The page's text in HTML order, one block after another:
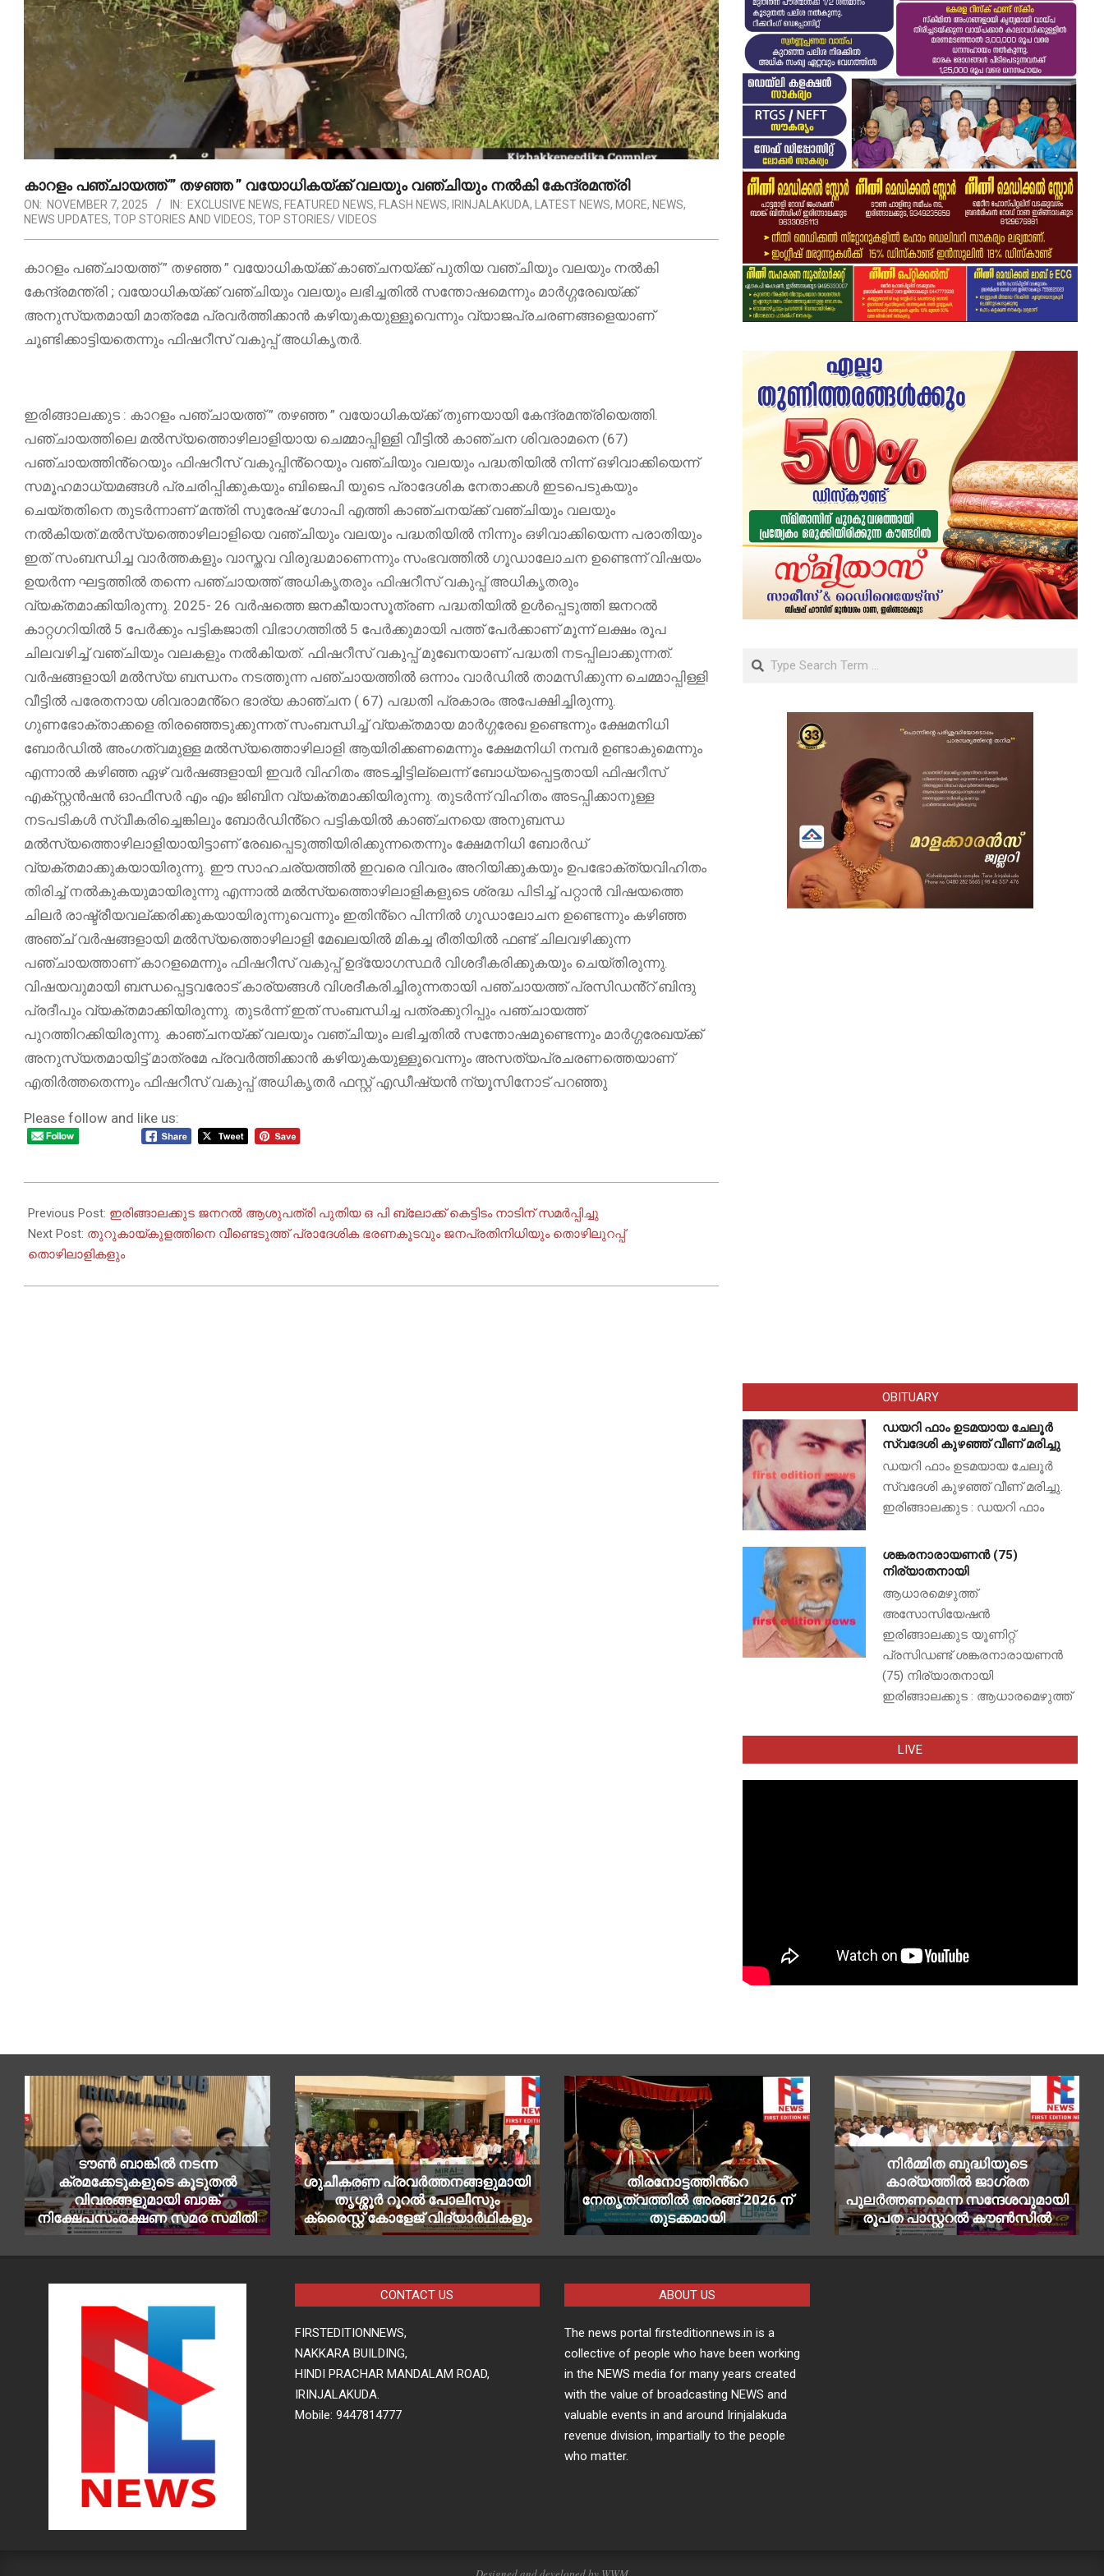
കാറളം പഞ്ചായത്ത് ” തഴഞ്ഞ ” വയോധികയ്ക്ക് വലയും വഞ്ചിയും നൽകി കേന്ദ്രമന്ത്രി
ON: NOVEMBER 7, 2025 IN: EXCLUSIVE NEWS, FEATURED NEWS, FLASH NEWS, IRINJALAKUDA, LATEST NEWS, MORE, NEWS,
NEWS UPDATES, TOP STORIES AND VIDEOS, TOP STORIES/ VIDEOS
കാറളം പഞ്ചായത്ത് ” തഴഞ്ഞ ” വയോധികയ്ക്ക് കാഞ്ചനയ്ക്ക് പുതിയ വഞ്ചിയും വലയും നൽകി
കേന്ദ്രമന്ത്രി ; വയോധികയ്ക്ക് വഞ്ചിയും വലയും ലഭിച്ചതിൽ സന്തോഷമെന്നും മാർഗ്ഗരേഖയ്ക്ക്
അനുസ്യതമായി മാത്രമേ പ്രവർത്തിക്കാൻ കഴിയുകയുള്ളൂവെന്നും വ്യാജപ്രചരണങ്ങളെയാണ്
ചൂണ്ടിക്കാട്ടിയതെന്നും ഫിഷറീസ് വകുപ്പ് അധികൃതർ.
ഇരിങ്ങാലക്കുട : കാറളം പഞ്ചായത്ത് ” തഴഞ്ഞ ” വയോധികയ്ക്ക് തുണയായി കേന്ദ്രമന്ത്രിയെത്തി.
പഞ്ചായത്തിലെ മൽസ്യത്തൊഴിലാളിയായ ചെമ്മാപ്പിള്ളി വീട്ടിൽ കാഞ്ചന ശിവരാമനെ (67)
പഞ്ചായത്തിൻ്റെയും ഫിഷറീസ് വകുപ്പിൻ്റെയും വഞ്ചിയും വലയും പദ്ധതിയിൽ നിന്ന് ഒഴിവാക്കിയെന്ന്
സമൂഹമാധ്യമങ്ങൾ പ്രചരിപ്പിക്കുകയും ബിജെപി യുടെ പ്രാദേശിക നേതാക്കൾ ഇടപെടുകയും
ചെയ്തതിനെ തുടർന്നാണ് മന്ത്രി സുരേഷ് ഗോപി എത്തി കാഞ്ചനയ്ക്ക് വഞ്ചിയും വലയും
നൽകിയത്.മൽസ്യത്തൊഴിലാളിയെ വഞ്ചിയും വലയും പദ്ധതിയിൽ നിന്നും ഒഴിവാക്കിയെന്ന പരാതിയും
ഇത് സംബന്ധിച്ച വാർത്തകളും വാസ്തവ വിരുദ്ധമാണെന്നും സംഭവത്തിൽ ഗൂഡാലോചന ഉണ്ടെന്ന് വിഷയം
ഉയർന്ന ഘട്ടത്തിൽ തന്നെ പഞ്ചായത്ത് അധികൃതരും ഫിഷറീസ് വകുപ്പ് അധികൃതരും
വ്യക്തമാക്കിയിരുന്നു. 2025- 26 വർഷത്തെ ജനകീയാസൂത്രണ പദ്ധതിയിൽ ഉൾപ്പെടുത്തി ജനറൽ
കാറ്റഗറിയിൽ 5 പേർക്കും പട്ടികജാതി വിഭാഗത്തിൽ 5 പേർക്കുമായി പത്ത് പേർക്കാണ് മൂന്ന് ലക്ഷം രൂപ
ചിലവഴിച്ച് വഞ്ചിയും വലകളും നൽകിയത്. ഫിഷറീസ് വകുപ്പ് മുഖേനയാണ് പദ്ധതി നടപ്പിലാക്കുന്നത്.
വർഷങ്ങളായി മൽസ്യ ബന്ധനം നടത്തുന്ന പഞ്ചായത്തിൽ ഒന്നാം വാർഡിൽ താമസിക്കുന്ന ചെമ്മാപ്പിള്ളി
വീട്ടിൽ പരേതനായ ശിവരാമൻ്റെ ഭാര്യ കാഞ്ചന ( 67) പദ്ധതി പ്രകാരം അപേക്ഷിച്ചിരുന്നു.
ഗുണഭോക്താക്കളെ തിരഞ്ഞെടുക്കുന്നത് സംബന്ധിച്ച് വ്യക്തമായ മാർഗ്ഗരേഖ ഉണ്ടെന്നും ക്ഷേമനിധി
ബോർഡിൽ അംഗത്വമുള്ള മൽസ്യത്തൊഴിലാളി ആയിരിക്കണമെന്നും ക്ഷേമനിധി നമ്പർ ഉണ്ടാകുമെന്നും
എന്നാൽ കഴിഞ്ഞ ഏഴ് വർഷങ്ങളായി ഇവർ വിഹിതം അടച്ചിട്ടില്ലെന്ന് ബോധ്യപ്പെട്ടതായി ഫിഷറീസ്
എക്സ്റ്റൻഷൻ ഓഫീസർ എം എം ജിബിന വ്യക്തമാക്കിയിരുന്നു. തുടർന്ന് വിഹിതം അടപ്പിക്കാനുള്ള
നടപടികൾ സ്വീകരിച്ചെങ്കിലും ബോർഡിൻ്റെ പട്ടികയിൽ കാഞ്ചനയെ അനുബന്ധ
മൽസ്യത്തൊഴിലാളിയായിട്ടാണ് രേഖപ്പെടുത്തിയിരിക്കുന്നതെന്നും ക്ഷേമനിധി ബോർഡ്
വ്യക്തമാക്കുകയായിരുന്നു. ഈ സാഹചര്യത്തിൽ ഇവരെ വിവരം അറിയിക്കുകയും ഉപഭോക്ത്യവിഹിതം
തിരിച്ച് നൽകുകയുമായിരുന്നു എന്നാൽ മൽസ്യത്തൊഴിലാളികളുടെ ശ്രദ്ധ പിടിച്ച് പറ്റാൻ വിഷയത്തെ
ചിലർ രാഷ്ട്രീയവല്ക്കരിക്കുകയായിരുന്നുവെന്നും ഇതിൻ്റെ പിന്നിൽ ഗൂഡാലോചന ഉണ്ടെന്നും കഴിഞ്ഞ
അഞ്ച് വർഷങ്ങളായി മൽസ്യത്തൊഴിലാളി മേഖലയിൽ മികച്ച രീതിയിൽ ഫണ്ട് ചിലവഴിക്കുന്ന
പഞ്ചായത്താണ് കാറളമെന്നും ഫിഷറീസ് വകുപ്പ് ഉദ്യോഗസ്ഥർ വിശദീകരിക്കുകയും ചെയ്തിരുന്നു.
വിഷയവുമായി ബന്ധപ്പെട്ടവരോട് കാര്യങ്ങൾ വിശദീകരിച്ചിരുന്നതായി പഞ്ചായത്ത് പ്രസിഡൻ്റ് ബിന്ദു
പ്രദീപും വ്യക്തമാക്കിയിരുന്നു. തുടർന്ന് ഇത് സംബന്ധിച്ച പത്രക്കുറിപ്പും പഞ്ചായത്ത്
പുറത്തിറക്കിയിരുന്നു. കാഞ്ചനയ്ക്ക് വലയും വഞ്ചിയും ലഭിച്ചതിൽ സന്തോഷമുണ്ടെന്നും മാർഗ്ഗരേഖയ്ക്ക്
അനുസ്യതമായിട്ട് മാത്രമേ പ്രവർത്തിക്കാൻ കഴിയുകയുള്ളൂവെന്നും അസത്യപ്രചരണത്തെയാണ്
എതിർത്തതെന്നും ഫിഷറീസ് വകുപ്പ് അധികൃതർ ഫസ്റ്റ് എഡീഷ്യൻ ന്യൂസിനോട് പറഞ്ഞു
Please follow and like us:
11-
07
Previous Post: ഇരിങ്ങാലക്കുട ജനറൽ ആശുപത്രി പുതിയ ഒ പി ബ്ലോക്ക് കെട്ടിടം നാടിന് സമർപ്പിച്ചു
Next Post: തുറുകായ്കുളത്തിനെ വീണ്ടെടുത്ത് പ്രാദേശിക ഭരണകൂടവും ജനപ്രതിനിധിയും തൊഴിലുറപ്പ്
തൊഴിലാളികളും
OBITUARY
ഡയറി ഫാം ഉടമയായ ചേലൂർ
സ്വദേശി കുഴഞ്ഞ് വീണ് മരിച്ചു
ഡയറി ഫാം ഉടമയായ ചേലൂർ
സ്വദേശി കുഴഞ്ഞ് വീണ് മരിച്ചു.
ഇരിങ്ങാലക്കുട : ഡയറി ഫാം
ശങ്കരനാരായണൻ (75)
നിര്യാതനായി
ആധാരമെഴുത്ത്
അസോസിയേഷൻ
ഇരിങ്ങാലക്കുട യൂണിറ്റ്
പ്രസിഡണ്ട് ശങ്കരനാരായണൻ
(75) നിര്യാതനായി
ഇരിങ്ങാലക്കുട : ആധാരമെഴുത്ത്
LIVE
ടൗൺ ബാങ്കിൽ നടന്ന
ക്രമക്കേടുകളുടെ കൂടുതൽ
വിവരങ്ങളുമായി ബാങ്ക്
നിക്ഷേപസംരക്ഷണ സമര സമിതി
ശുചീകരണ പ്രവർത്തനങ്ങളുമായി
തൃശ്ശൂർ റൂറൽ പോലീസും
ക്രൈസ്റ്റ് കോളേജ് വിദ്യാർഥികളും
തിരനോട്ടത്തിൻ്റെ
നേതൃത്വത്തിൽ അരങ്ങ് 2026 ന്
തുടക്കമായി
നിർമ്മിത ബുദ്ധിയുടെ
കാര്യത്തിൽ ജാഗ്രത
പുലർത്തണമെന്ന സന്ദേശവുമായി
രൂപത പാസ്റ്ററൽ കൗൺസിൽ
CONTACT US
FIRSTEDITIONNEWS,
NAKKARA BUILDING,
HINDI PRACHAR MANDALAM ROAD,
IRINJALAKUDA.
Mobile: 9447814777
ABOUT US
The news portal firsteditionnews.in is a
collective of people who have been working
in the NEWS media for many years created
with the value of broadcasting NEWS and
valuable events in and around Irinjalakuda
revenue division, impartially to the people
who matter.